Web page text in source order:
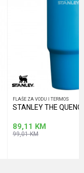
FLAŠE ZA VODU I TERMOS
STANLEY THE
89,11 KM
99,01KM